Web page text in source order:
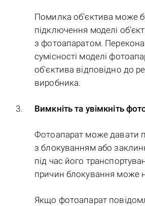
Помилка об'єктива може
підключення моделі
з фотоапаратом.
сумісності моделі
об'єктива відповідно до
виробника.
Вимкніть та увімкніть
Фотоапарат може давати
з блокуванням або
під час його
причин блокування може
Якщо фотоапарат